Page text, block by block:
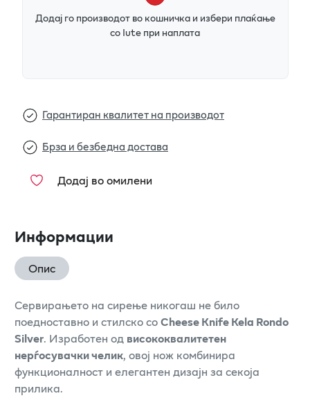
Додај го производот во кошничка и избери плаќање
со Iute при наплата
Гарантиран квалитет на производот
Брза и безбедна достава
Додај во омилени
Информации
Опис
Сервирањето на сирење никогаш не било
поедноставно и стилско соCheese Knife Kela Rondo
Silver. Изработен од висококвалитетен
нерѓосувачки челик, овој нож комбинира
функционалност и елегантен дизајн за секоја
прилика.